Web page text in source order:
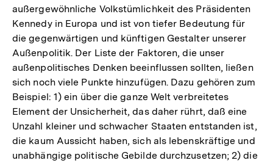
außergewöhnliche Volkstümlichkeit des Präsidenten
Kennedy in Europa und ist von tiefer Bedeutung für
die gegenwärtigen und künftigen Gestalter unserer
Außenpolitik. Der Liste der Faktoren, die unser
außenpolitisches Denken beeinflussen sollten, ließen
sich noch viele Punkte hinzufügen. Dazu gehören zum
Beispiel: 1) ein über die ganze Welt verbreitetes
Element der Unsicherheit, das daher rührt, daß eine
Unzahl kleiner und schwacher Staaten entstanden ist,
die kaum Aussicht haben, sich als lebenskräftige und
unabhängige politische Gebilde durchzusetzen; 2) die